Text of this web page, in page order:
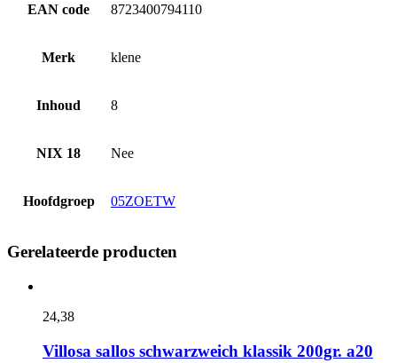
EAN code 8723400794110
Merk klene
Inhoud 8
NIX 18 Nee
Hoofdgroep 05ZOETW
Gerelateerde producten
24,38
Villosa sallos schwarzweich klassik 200gr. a20